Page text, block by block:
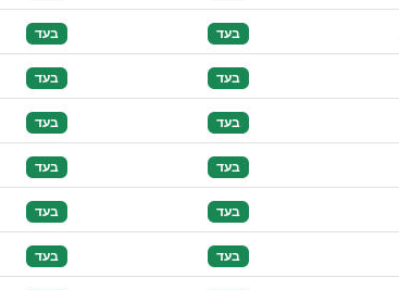
בעד בעד
בעד בעד
בעד בעד
בעד בעד
בעד בעד
בעד בעד